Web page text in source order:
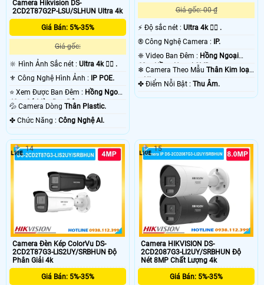
Camera Hikvision DS-
2CD2T87G2P-LSU/SLHUN Ultra 4k
Giá Bán: 5%-35%
Giá gốc:
🔆 Hình Ảnh Sắc nét : Ultra 4k 👍🏾 .
⚜️ Công Nghệ Hình Ảnh : IP POE.
⭐ Xem Được Ban Đêm : Hồng Ngoại
40m Có Màu Ban Ðêm.
💦 Camera Dòng Thân Plastic.
️✤ Chức Năng : Công Nghệ AI.
Giá gốc: 00 ₫
️⚡ Độ sắc nét :Ultra 4k 👍🏾 .
®️ Công Nghệ Camera :
IP.
❈ Video Ban Đêm : Hồng Ngoại
60m Hồng Ngoại SMD.
❄ Camera Theo MẫuThân Kim loại
+ Nhựa.
️✤ Điểm Nỗi Bật :Thu Âm.
Camera Đèn Kép ColorVu DS-
2CD2T87G3-LIS2UY/SRBHUN Độ
Phân Giải 4k
Giá Bán: 5%-35%
14
Camera HIKVISION DS-
2CD2087G3-LI2UY/SRBHUN Độ
Nét 8MP Chất Lượng 4k
Giá Bán: 5%-35%
15